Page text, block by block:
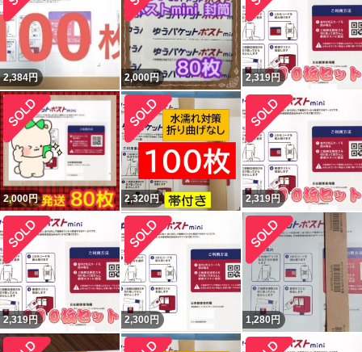
2,384円 2,000円 2,319円
2,000円 2,320円 2,319円
2,319円 2,300 円 1,280円